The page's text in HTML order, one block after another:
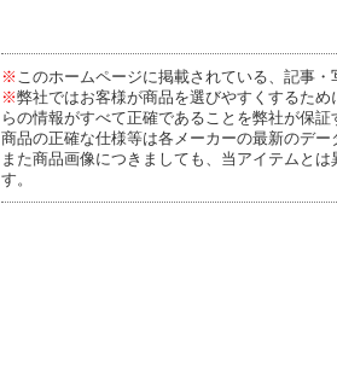
※ このホームページに掲載されている、記事
※弊社ではお客様が商品を選びやすくするた
らの情報がすべて正確であることを弊社が保
商品の正確な仕様等は各メーカーの最新のデ
また商品画像につきましても、当アイテムと
す。